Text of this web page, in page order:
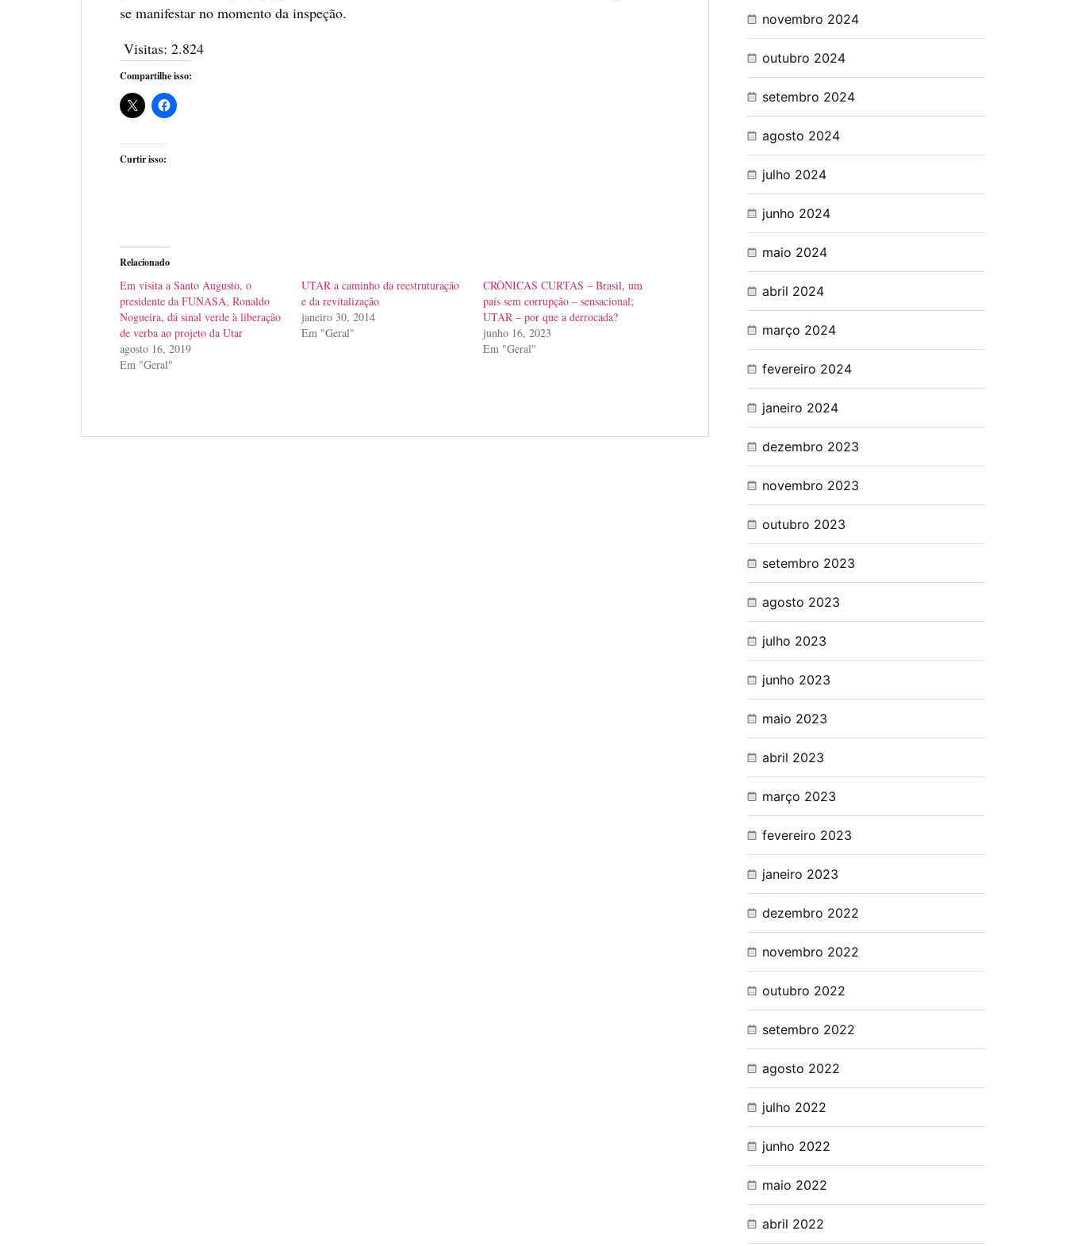
se manifestar no momento da inspeção.
Visitas: 2.824
Compartilhe isso:
Curtir isso:
Relacionado
Em visita a Santo Augusto, o
presidente da FUNASA, Ronaldo
Nogueira, dá sinal verde à liberação
de verba ao projeto da Utar
agosto 16, 2019
Em "Geral"
UTAR a caminho da reestruturação
e da revitalização
janeiro 30, 2014
Em "Geral"
CRÔNICAS CURTAS – Brasil, um
país sem corrupção – sensacional;
UTAR – por que a derrocada?
junho 16, 2023
Em "Geral"
novembro 2024
outubro 2024
setembro 2024
agosto 2024
julho 2024
junho 2024
maio 2024
abril 2024
março 2024
fevereiro 2024
janeiro 2024
dezembro 2023
novembro 2023
outubro 2023
setembro 2023
agosto 2023
julho 2023
junho 2023
maio 2023
abril 2023
março 2023
fevereiro 2023
janeiro 2023
dezembro 2022
novembro 2022
outubro 2022
setembro 2022
agosto 2022
julho 2022
junho 2022
maio 2022
abril 2022